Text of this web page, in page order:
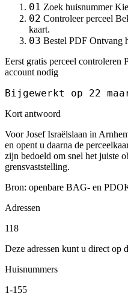
01 Zoek huisnummer
02 Controleer perceel
kaart.
03 Bestel PDF Ontvang
Eerst gratis perceel controleren
account nodig
Bijgewerkt op 22
Kort antwoord
Voor Josef Israëlslaan in
en opent u daarna de
zijn bedoeld om snel het juiste
grensvaststelling.
Bron: openbare BAG- en
Adressen
118
Deze adressen kunt u direct op
Huisnummers
1-155